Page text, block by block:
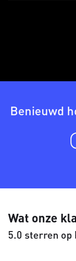
Benieuwd
Wat onze
5.0 sterren op